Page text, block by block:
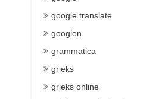
google translate
googlen
grammatica
grieks
grieks online